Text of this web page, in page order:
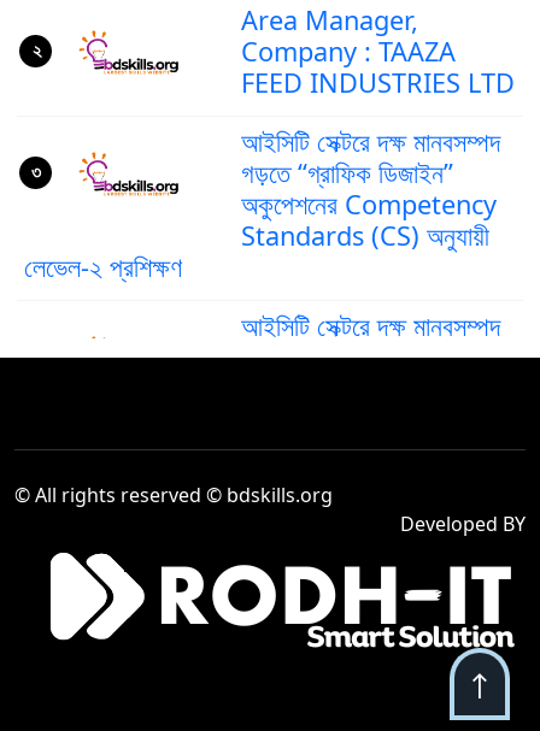
Area Manager,
Company : TAAZA
FEED INDUSTRIES LTD
২
আইসিটি সেক্টরে দক্ষ মানবসম্পদ
গড়তে “গ্রাফিক ডিজাইন”
অকুপেশনের Competency
Standards (CS) অনুযায়ী
লেভেল-২ প্রশিক্ষণ
৩
আইসিটি সেক্টরে দক্ষ মানবসম্পদ
গড়ে তুলতে ‘গ্রাফিক ডিজাইন’
৪
দক্ষ মানবসম্পদ তৈরিতে আইসিটি
সেক্টরে “Computer
Operation Level-2”
প্রশিক্ষণের গুরুত্ব বৃদ্ধি
৫
Venue Cashier,
Company : Sea Pearl
Beach Resort & Spa
© All rights reserved © bdskills.org
Developed BY